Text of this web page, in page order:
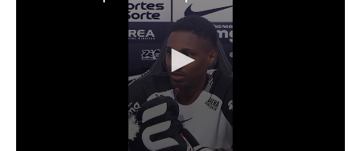
O atleta chega ao Timão após o fim do contrato com o Al-
Ettifaq, da Arábia Saudita. O vínculo do jogador com o
clube paulista é válido até o fim de 2026.
Revelado pelo Botafogo, Vitinho acumulou passagens por
CSKA Moscou, Internacional e Flamengo, onde ganhou
destaque, participando da conquista da Libertadores de
2019 e de dois títulos do Brasileirão (2019 e 2020).